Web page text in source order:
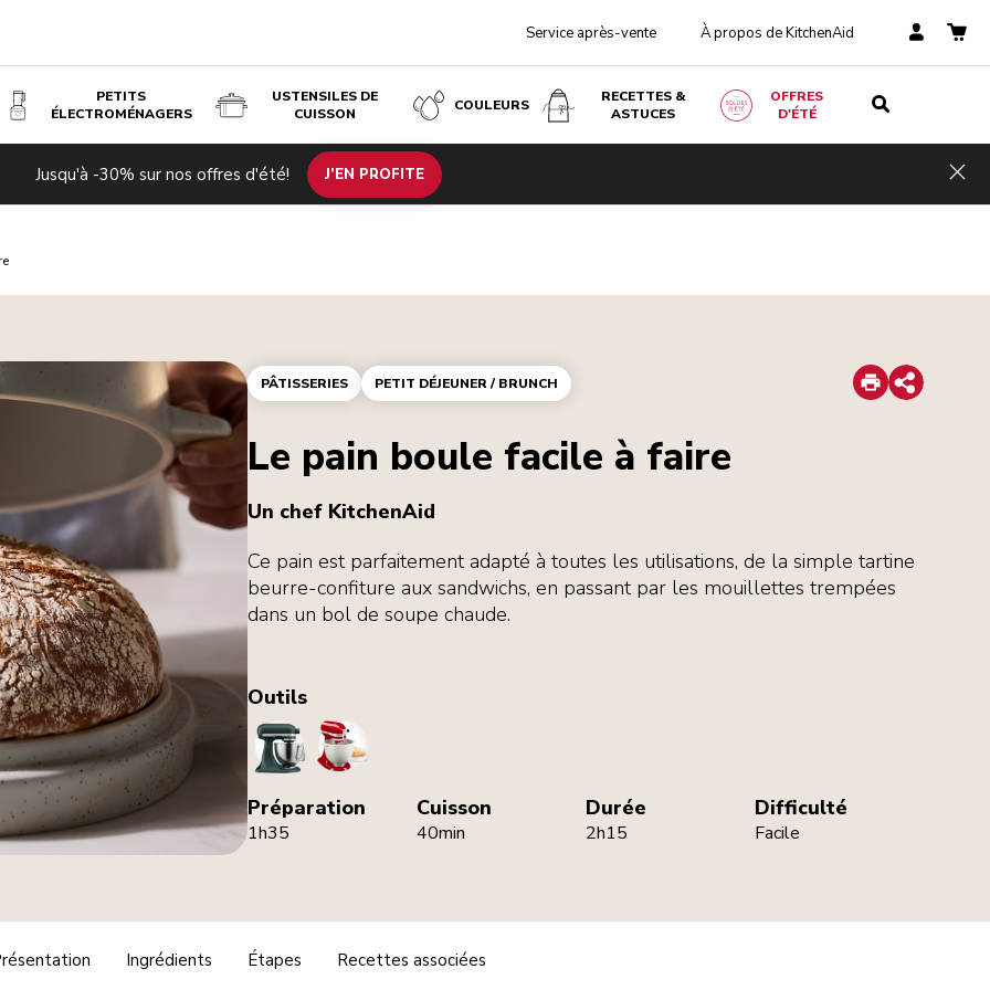
Service après-vente À propos de KitchenAid
PETITS
ÉLECTROMÉNAGERS
USTENSILES DE
CUISSON
COULEURS
RECETTES &
ASTUCES
OFFRES
D'ÉTÉ
Jusqu'à -30% sur nos offres d'été! J’EN PROFITE
PÂTISSERIES PETIT DÉJEUNER / BRUNCH Print
Share
Le pain boule facile à faire
Un chef KitchenAid
Ce pain est parfaitement adapté à toutes les utilisations, de la simple tartine
beurre-confiture aux sandwichs, en passant par les mouillettes trempées
dans un bol de soupe chaude.
Outils
StandMixerBreadBowl
Préparation
1h35
Cuisson
40min
Durée
2h15
Difficulté
Facile
Ingrédients Étapes Recettes associées